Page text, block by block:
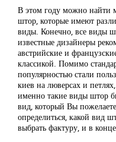
В этом году можно найти
штор, которые имеют
виды. Конечно, все виды
известные дизайнеры
австрийские и
классикой. Помимо
популярностью стали
киев на люверсах и
именно такие виды штор
вид, который Вы
определиться, какой вид
выбрать фактуру, и в